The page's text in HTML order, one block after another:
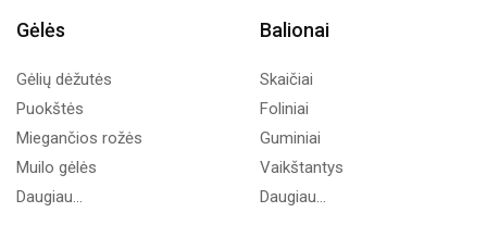
Gėlės
Gėlių dėžutės
Puokštės
Miegančios rožės
Muilo gėlės
Daugiau...
Balionai
Skaičiai
Foliniai
Guminiai
Vaikštantys
Daugiau...